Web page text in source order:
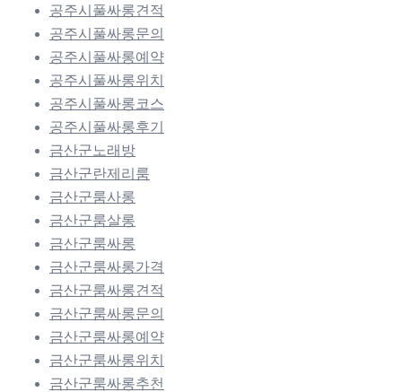
공주시풀싸롱견적
공주시풀싸롱문의
공주시풀싸롱예약
공주시풀싸롱위치
공주시풀싸롱코스
공주시풀싸롱후기
금산군노래방
금산군란제리룸
금산군룸사롱
금산군룸살롱
금산군룸싸롱
금산군룸싸롱가격
금산군룸싸롱견적
금산군룸싸롱문의
금산군룸싸롱예약
금산군룸싸롱위치
금산군룸싸롱추천